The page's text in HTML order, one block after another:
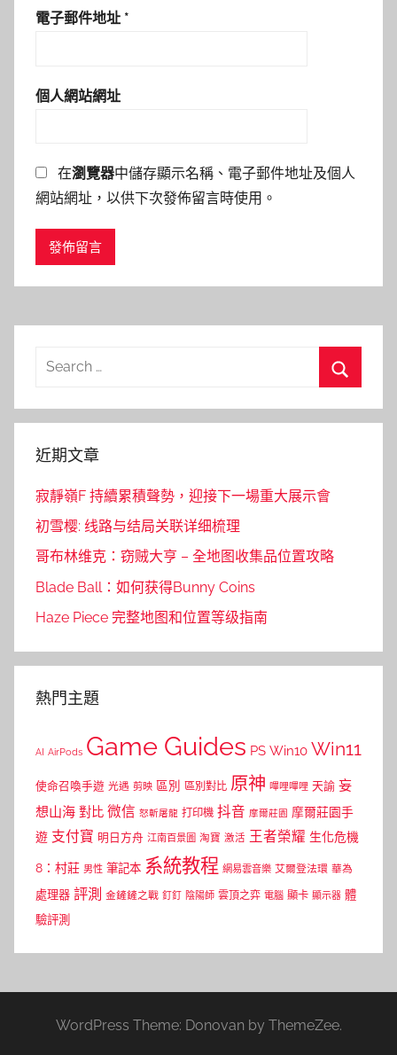
電子郵件地址 *
個人網站網址
在瀏覽器中儲存顯示名稱、電子郵件地址及個人
網站網址，以供下次發佈留言時使用。
Search
近期文章
寂靜嶺F 持續累積聲勢，迎接下一場重大展示會
初雪樱: 线路与结局关联详细梳理
哥布林维克：窃贼大亨 – 全地图收集品位置攻略
Blade Ball：如何获得Bunny Coins
Haze Piece 完整地图和位置等级指南
熱門主題
AI AirPods Game Guides PS Win10 Win11
使命召喚手遊 光遇 剪映 區別 區別對比 原神 嗶哩嗶哩 天諭 妄
想山海 對比 微信 怒斬屠龍 打印機 抖音 摩爾莊園 摩爾莊園手
遊 支付寶 明日方舟 江南百景圖 淘寶 激活 王者榮耀 生化危機
8：村莊 男性 筆記本 系統教程 網易雲音樂 艾爾登法環 華為
處理器 評測 金鏟鏟之戰 釘釘 陰陽師 雲頂之弈 電腦 顯卡 顯示器 體
驗評測
WordPress Theme: Donovan by ThemeZee.